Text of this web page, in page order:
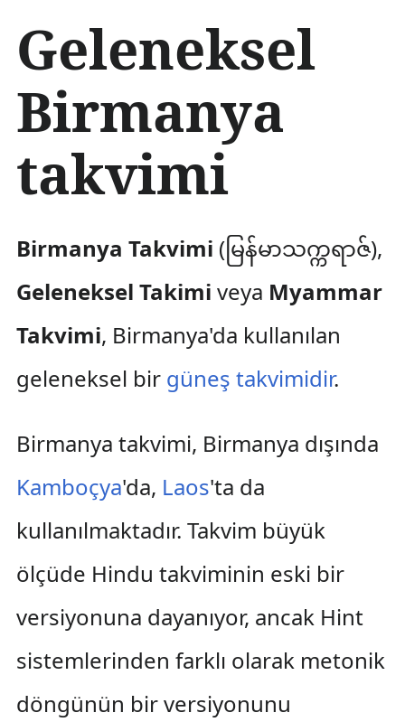
e
i
e
t
Geleneksel
Birmanya
takvimi
Birmanya Takvimi (မြန်မာသက္ကရာဇ်),
Geleneksel Takimi veya Myammar
Takvimi, Birmanya'da kullanılan
geleneksel bir güneş takvimidir.
Birmanya takvimi, Birmanya dışında
Kamboçya'da, Laos'ta da
kullanılmaktadır. Takvim büyük
ölçüde Hindu takviminin eski bir
versiyonuna dayanıyor, ancak Hint
sistemlerinden farklı olarak metonik
döngünün bir versiyonunu